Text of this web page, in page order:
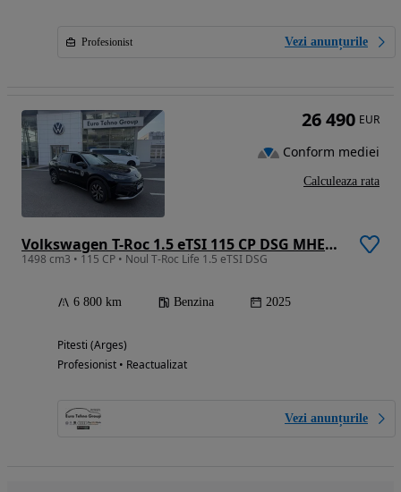
Profesionist Vezi anunțurile
Volkswagen T-Roc 1.5 eTSI 115 CP DSG MHEV Life
1498 cm3 • 115 CP • Noul T-Roc Life 1.5 eTSI DSG
6 800 km Benzina 2025
Pitesti (Arges)
Profesionist • Reactualizat
Vezi anunțurile
26 490 EUR
Conform mediei
Calculeaza rata